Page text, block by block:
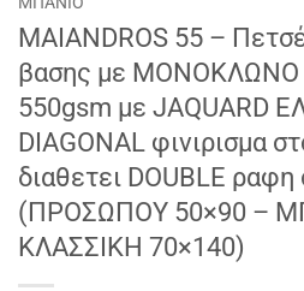
ΜΑΙΑΝDROS 55 –
βασης με ΜΟΝΟΚΛΩΝΟ
550gsm με JAQUARD
DIAGONAL φινιρισμα
διαθετει DOUBLE ραφη
(ΠΡΟΣΩΠΟΥ 50×90 –
ΚΛΑΣΣΙΚΗ 70×140)